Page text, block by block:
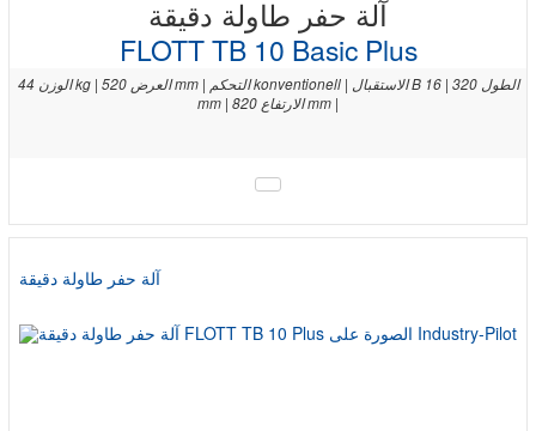
آلة حفر طاولة دقيقة
FLOTT TB 10 Basic Plus
الوزن 44 kg | العرض 520 mm | التحكم konventionell | الاستقبال B 16 | الطول 320
mm | الارتفاع 820 mm |
آلة حفر طاولة دقيقة